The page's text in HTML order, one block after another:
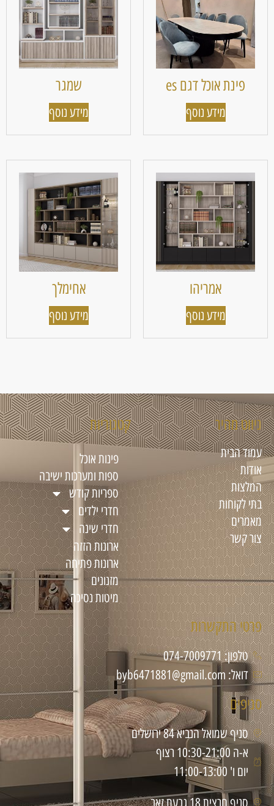
פינת אוכל דגם es
מידע נוסף
שמגר
מידע נוסף
אמריהו
מידע נוסף
אחימלך
מידע נוסף
ניווט מהיר
עמוד הבית
אודות
המלצות
בתי לקוחות
מאמרים
צור קשר
קטגוריות
פינות אוכל
ספות ומערכות ישיבה
ספריות קודש
חדרי ילדים
חדרי שינה
ארונות הזזה
ארונות פתיחה
מזנונים
מיטות נסיכה
פרטי התקשרות
טלפון: 074-7009771
דואל: byb6471881@gmail.com
סניפים
סניף שמואל הנביא 84 ירושלים
א-ה 10:30-21:00 רצוף
יום ו' 11:00-13:00
סניף חרצית 18 גבעת זאב